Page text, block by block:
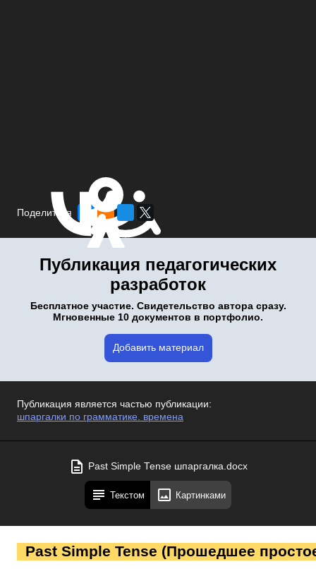
Поделиться
Публикация педагогических
разработок
Бесплатное участие. Свидетельство автора сразу.
Мгновенные 10 документов в портфолио.
Добавить материал
Публикация является частью публикации:
шпаргалки по грамматике. времена
Past Simple Tense шпаргалка.docx
Текстом Картинками
Past Simple Tense (Прошедшее